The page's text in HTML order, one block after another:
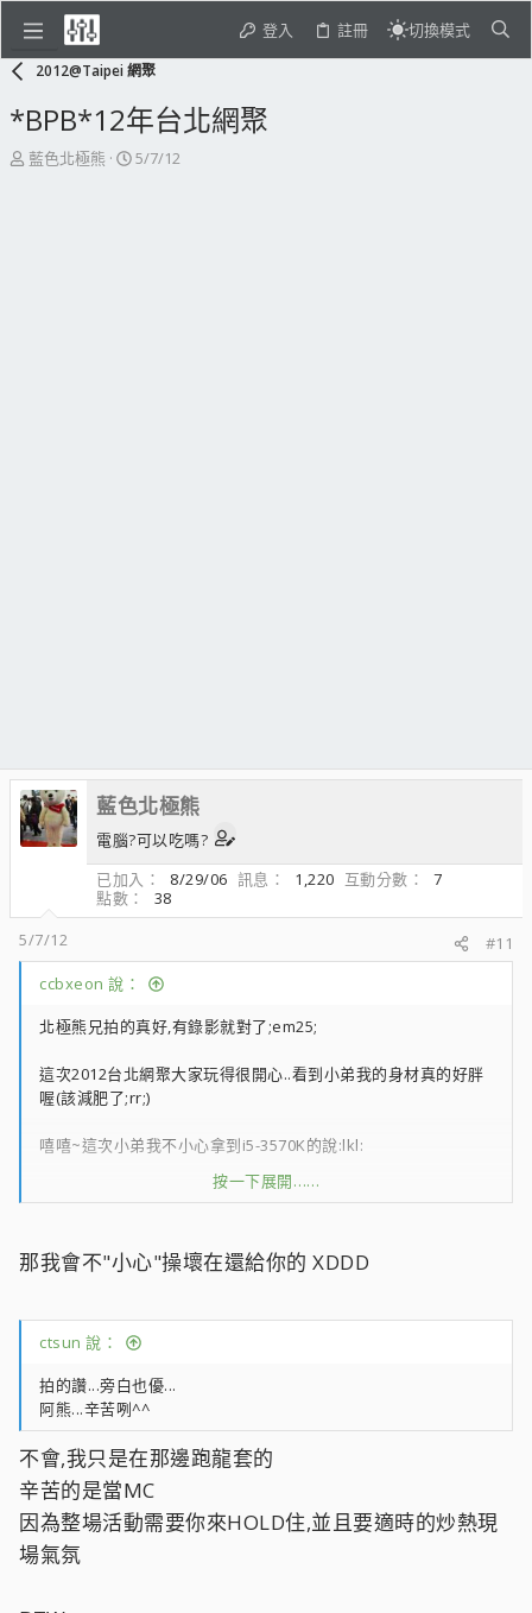
登入 註冊 切換模式
2012@Taipei 網聚
*BPB*12年台北網聚
主
藍色北極熊
開
5/7/12
藍色北極熊
電腦?可以吃嗎?
已加入
8/29/06 訊息 1,220 互動分數
7
點數
38
5/7/12
#11
ccbxeon 說：
北極熊兄拍的真好,有錄影就對了;em25;
這次2012台北網聚大家玩得很開心..看到小弟我的身材真的好胖
喔(該減肥了;rr;)
嘻嘻~這次小弟我不小心拿到i5-3570K的說:lkl:
可以借您U啦..租金一天新台幣1000元就好,任君使用;tongue;
按一下展開……
那我會不"小心"操壞在還給你的 XDDD
ctsun 說：
拍的讚...旁白也優...
阿熊...辛苦咧^^
不會,我只是在那邊跑龍套的
辛苦的是當MC
因為整場活動需要你來HOLD住,並且要適時的炒熱現
場氣氛